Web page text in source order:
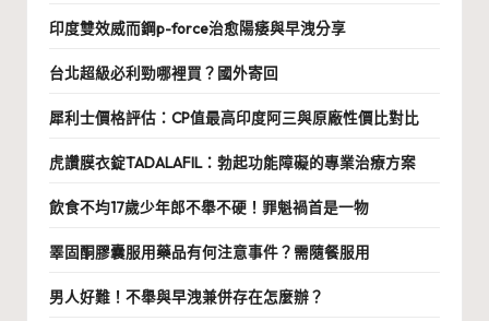
印度雙效威而鋼p-force治愈陽痿與早洩分享
台北超級必利勁哪裡買？國外寄回
犀利士價格評估：CP值最高印度阿三與原廠性價比對比
虎讚膜衣錠TADALAFIL：勃起功能障礙的專業治療方案
飲食不均17歲少年郎不舉不硬！罪魁禍首是一物
睪固酮膠囊服用藥品有何注意事件？需隨餐服用
男人好難！不舉與早洩兼併存在怎麼辦？